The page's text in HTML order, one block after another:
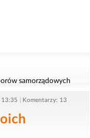
samorządowych
Komentarzy: 13